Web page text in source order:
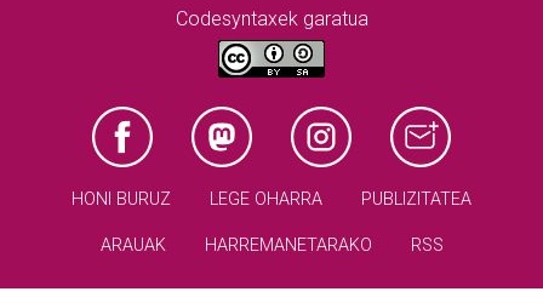
Codesyntaxek garatua
HONI BURUZ LEGE OHARRA PUBLIZITATEA
ARAUAK HARREMANETARAKO RSS